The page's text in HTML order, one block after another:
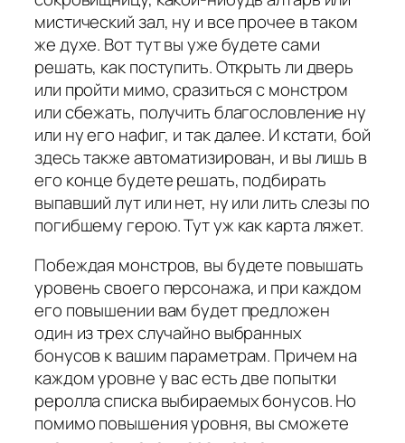
мистический зал, ну и все прочее в таком
же духе. Вот тут вы уже будете сами
решать, как поступить. Открыть ли дверь
или пройти мимо, сразиться с монстром
или сбежать, получить благословление ну
или ну его нафиг, и так далее. И кстати, бой
здесь также автоматизирован, и вы лишь в
его конце будете решать, подбирать
выпавший лут или нет, ну или лить слезы по
погибшему герою. Тут уж как карта ляжет.
Побеждая монстров, вы будете повышать
уровень своего персонажа, и при каждом
его повышении вам будет предложен
один из трех случайно выбранных
бонусов к вашим параметрам. Причем на
каждом уровне у вас есть две попытки
реролла списка выбираемых бонусов. Но
помимо повышения уровня, вы сможете